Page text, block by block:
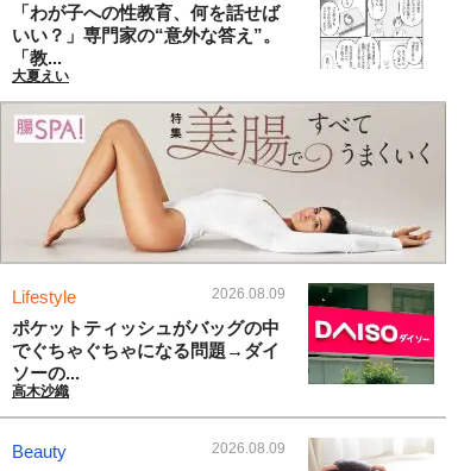
「わが子への性教育、何を話せば
いい？」専門家の“意外な答え”。
「教...
大夏えい
Lifestyle 2026.08.09
ポケットティッシュがバッグの中
でぐちゃぐちゃになる問題→ダイ
ソーの...
高木沙織
Beauty 2026.08.09